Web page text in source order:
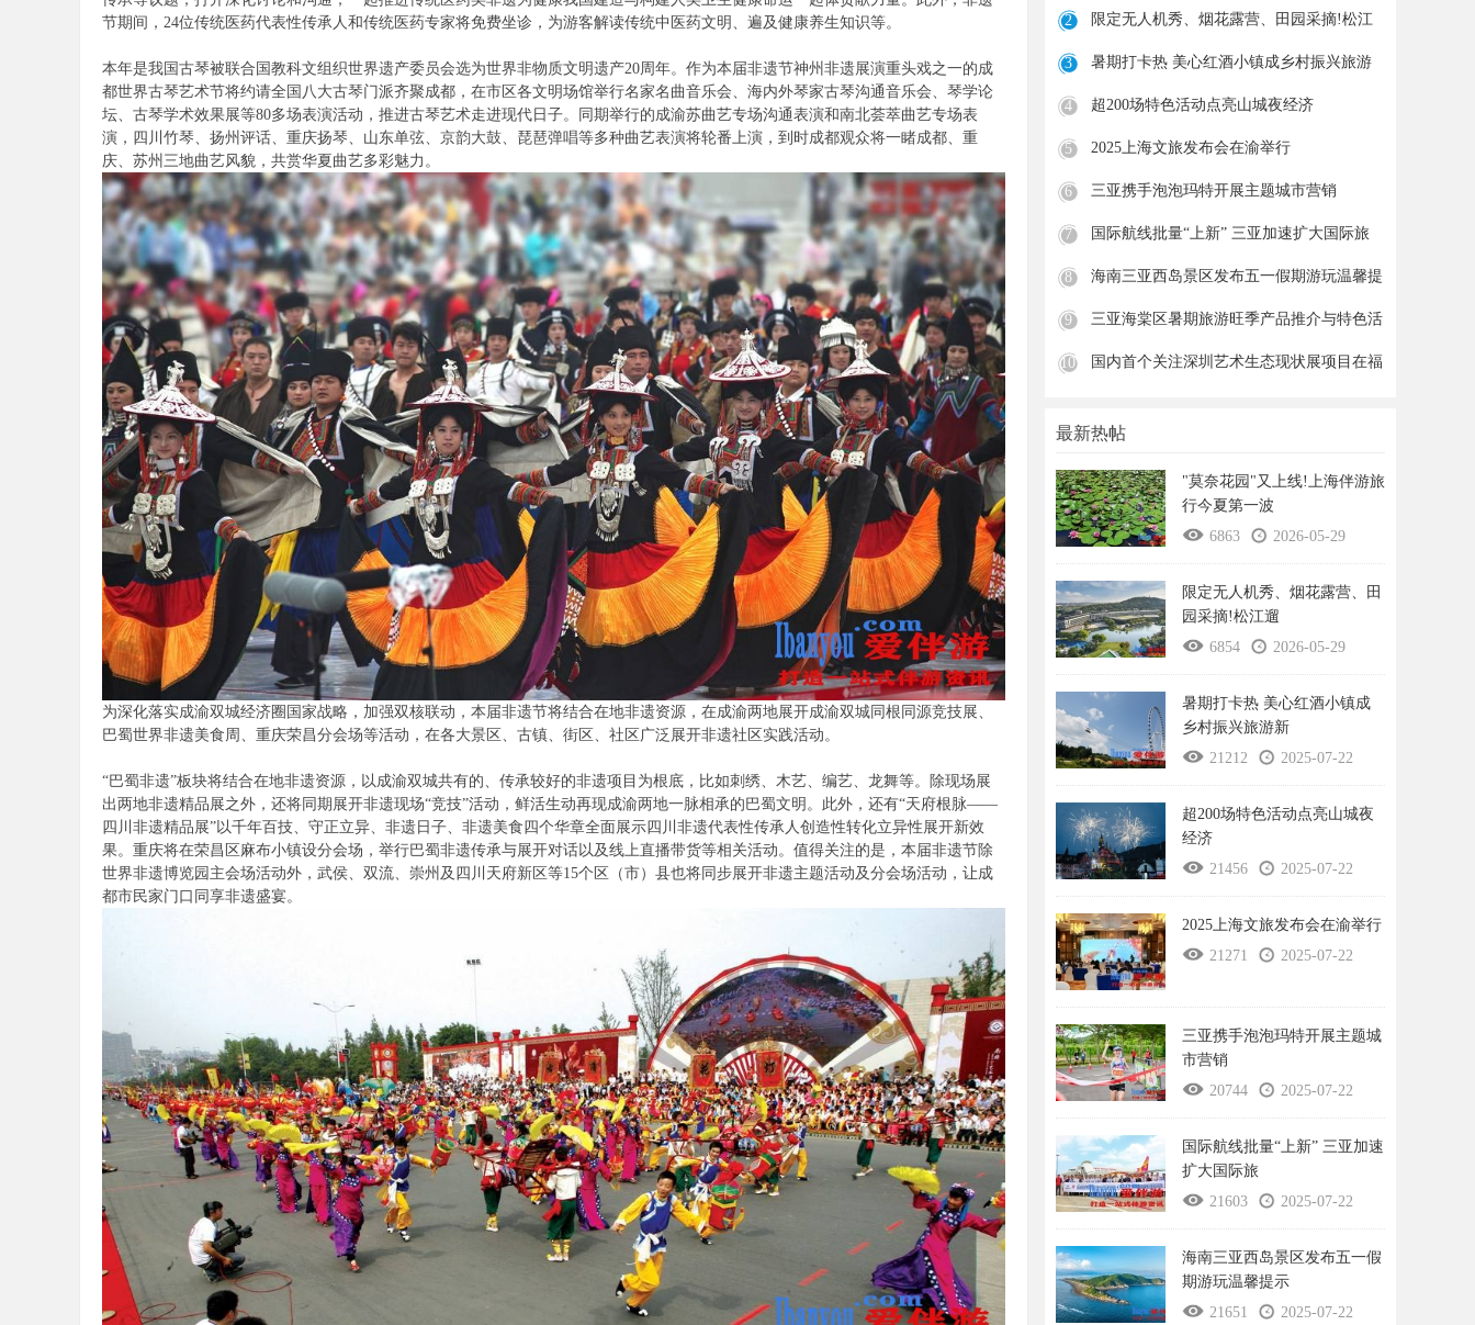
节期间，24位传统医药代表性传承人和传统医药专家将免费坐诊，为游客解读传统中医药文明、遍及健康养生知识等。
本年是我国古琴被联合国教科文组织世界遗产委员会选为世界非物质文明遗产20周年。作为本届非遗节神州非遗展演重头戏之一的成
都世界古琴艺术节将约请全国八大古琴门派齐聚成都，在市区各文明场馆举行名家名曲音乐会、海内外琴家古琴沟通音乐会、琴学论
坛、古琴学术效果展等80多场表演活动，推进古琴艺术走进现代日子。同期举行的成渝苏曲艺专场沟通表演和南北荟萃曲艺专场表
演，四川竹琴、扬州评话、重庆扬琴、山东单弦、京韵大鼓、琵琶弹唱等多种曲艺表演将轮番上演，到时成都观众将一睹成都、重
庆、苏州三地曲艺风貌，共赏华夏曲艺多彩魅力。
为深化落实成渝双城经济圈国家战略，加强双核联动，本届非遗节将结合在地非遗资源，在成渝两地展开成渝双城同根同源竞技展、
巴蜀世界非遗美食周、重庆荣昌分会场等活动，在各大景区、古镇、街区、社区广泛展开非遗社区实践活动。
“巴蜀非遗”板块将结合在地非遗资源，以成渝双城共有的、传承较好的非遗项目为根底，比如刺绣、木艺、编艺、龙舞等。除现场展
出两地非遗精品展之外，还将同期展开非遗现场“竞技”活动，鲜活生动再现成渝两地一脉相承的巴蜀文明。此外，还有“天府根脉——
四川非遗精品展”以千年百技、守正立异、非遗日子、非遗美食四个华章全面展示四川非遗代表性传承人创造性转化立异性展开新效
果。重庆将在荣昌区麻布小镇设分会场，举行巴蜀非遗传承与展开对话以及线上直播带货等相关活动。值得关注的是，本届非遗节除
世界非遗博览园主会场活动外，武侯、双流、崇州及四川天府新区等15个区（市）县也将同步展开非遗主题活动及分会场活动，让成
都市民家门口同享非遗盛宴。
正
2
限定无人机秀、烟花露营、田园采摘!松江
3
暑期打卡热 美心红酒小镇成乡村振兴旅游
4
超200场特色活动点亮山城夜经济
5 2025上海文旅发布会在渝举行
6 三亚携手泡泡玛特开展主题城市营销
7 国际航线批量“上新” 三亚加速扩大国际旅
8
海南三亚西岛景区发布五一假期游玩温馨提
9
三亚海棠区暑期旅游旺季产品推介与特色活
10
国内首个关注深圳艺术生态现状展项目在福
最新热帖
"莫奈花园"又上线!上海伴游旅
行今夏第一波
6863
2026-05-29
限定无人机秀、烟花露营、田
园采摘!松江遛
6854
2026-05-29
暑期打卡热 美心红酒小镇成
乡村振兴旅游新
21212
2025-07-22
超200场特色活动点亮山城夜
经济
21456
2025-07-22
2025上海文旅发布会在渝举行
21271
2025-07-22
三亚携手泡泡玛特开展主题城
市营销
20744
2025-07-22
国际航线批量“上新” 三亚加速
扩大国际旅
21603
2025-07-22
海南三亚西岛景区发布五一假
期游玩温馨提示
21651
2025-07-22